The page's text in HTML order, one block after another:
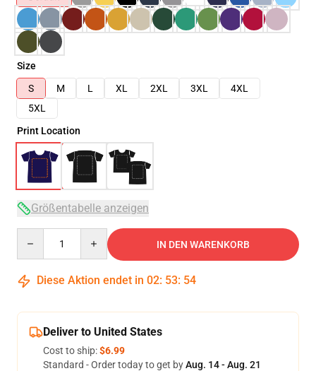
Size
S
M L XL 2XL 3XL
4XL
5XL
Print Location
Größentabelle anzeigen
IN DEN WARENKORB
Diese Aktion endet in 02: 53: 53
Deliver to United States
Cost to ship:$6.99
Standard - Order today to get byAug. 14 - Aug. 21